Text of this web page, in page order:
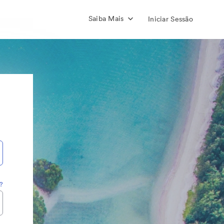
Saiba Mais Iniciar Sessão